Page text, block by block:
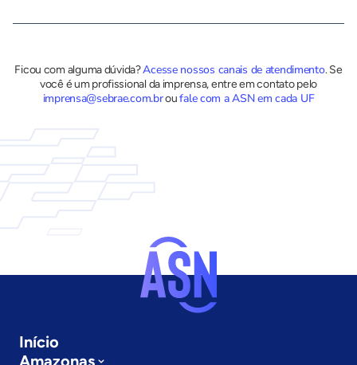
Ficou com alguma dúvida?Acesse nossos canais de atendimento.Se
você é um profissional da imprensa, entre em contato pelo
imprensa@sebrae.com.broufale com a ASN em cada UF
Início